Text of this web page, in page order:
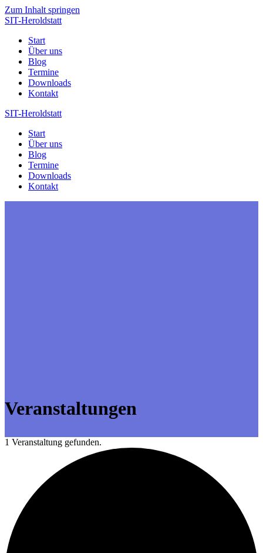
Zum Inhalt springen
SIT-Heroldstatt
Start
Über uns
Blog
Termine
Downloads
Kontakt
SIT-Heroldstatt
Start
Über uns
Blog
Termine
Downloads
Kontakt
Veranstaltungen
1 Veranstaltung gefunden.